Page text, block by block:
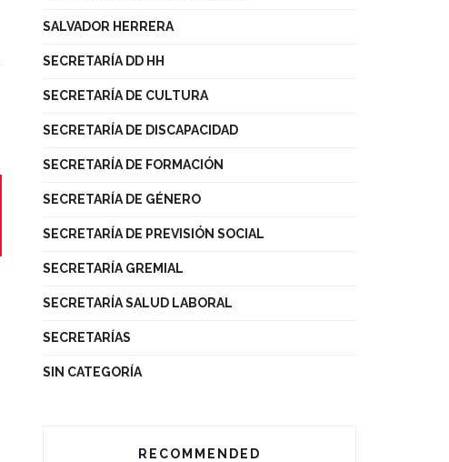
SALVADOR HERRERA
SECRETARÍA DD HH
SECRETARÍA DE CULTURA
SECRETARÍA DE DISCAPACIDAD
SECRETARÍA DE FORMACIÓN
SECRETARÍA DE GÉNERO
SECRETARÍA DE PREVISIÓN SOCIAL
SECRETARÍA GREMIAL
SECRETARÍA SALUD LABORAL
SECRETARÍAS
SIN CATEGORÍA
RECOMMENDED